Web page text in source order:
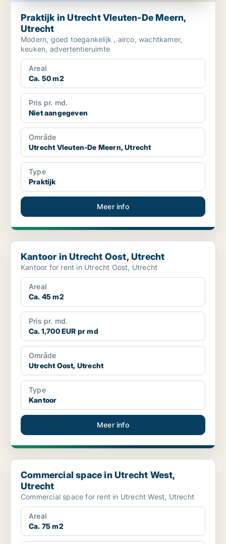
Praktijk in Utrecht Vleuten-De Meern,
Utrecht
Modern, goed toegankelijk , airco, wachtkamer,
keuken, advertentieruimte
Areal
Ca. 50 m2
Pris pr. md.
Niet aangegeven
Område
Utrecht Vleuten-De Meern, Utrecht
Type
Praktijk
Meer info
Kantoor in Utrecht Oost, Utrecht
Kantoor in Utrecht Oost, Utrecht
Kantoor for rent in Utrecht Oost, Utrecht
Areal
Ca. 45 m2
Pris pr. md.
Ca. 1,700 EUR pr md
Område
Utrecht Oost, Utrecht
Type
Kantoor
Meer info
Commercial space in Utrecht West, Utrecht
Commercial space in Utrecht West,
Utrecht
Commercial space for rent in Utrecht West, Utrecht
Areal
Ca. 75 m2